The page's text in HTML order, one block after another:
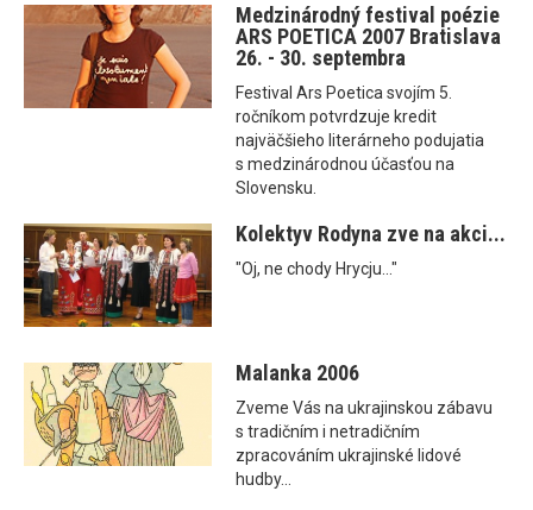
Medzinárodný festival poézie
ARS POETICA 2007 Bratislava
26. - 30. septembra
Festival Ars Poetica svojím 5.
ročníkom potvrdzuje kredit
najväčšieho literárneho podujatia
s medzinárodnou účasťou na
Slovensku.
Kolektyv Rodyna zve na akci...
"Oj, ne chody Hrycju..."
Malanka 2006
Zveme Vás na ukrajinskou zábavu
s tradičním i netradičním
zpracováním ukrajinské lidové
hudby...